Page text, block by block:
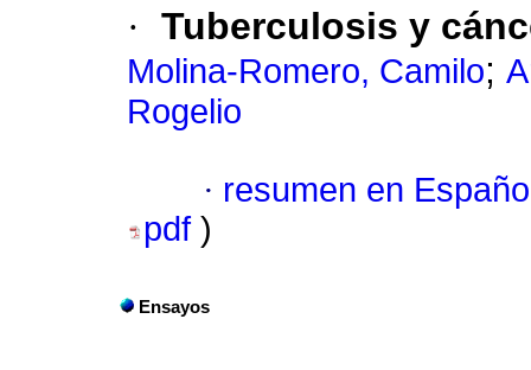
· Tuberculosis y
Molina-Romero, Camilo;
Rogelio
· resumen en
pdf )
Ensayos